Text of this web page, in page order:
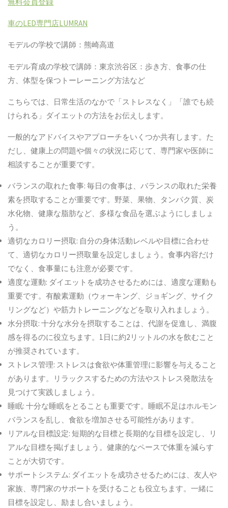
車のLED専門店LUMRAN
モデルの学校で講師：熊崎高道
モデル育成の学校で講師：東京渋谷区：歩き方、食事の仕
方、体型を保つトーレーニング方法など
こちらでは、 日常生活のなかで「ストレスなく」「誰でも続
けられる」ダイエットの方法をお伝えします。
一般的なアドバイスやアプローチをいくつか共有します。た
だし、健康上の問題や個々の状況に応じて、専門家や医師に
相談することが重要です。
バランスの取れた食事:毎日の食事は、バランスの取れた栄養
素を摂取することが重要です。野菜、果物、タンパク質、炭
水化物、健康な脂肪など、多様な食品を選ぶようにしましょ
う。
適切なカロリー摂取: 自分の身体活動レベルや目標に合わせ
て、適切なカロリー摂取量を設定しましょう。食事内容だけ
でなく、食事量にも注意が必要です。
適度な運動: ダイエットを成功させるためには、適度な運動も
重要です。有酸素運動（ウォーキング、ジョギング、サイク
リングなど）や筋力トレーニングなどを取り入れましょう。
水分摂取:十分な水分を摂取することは、代謝を促進し、満腹
感を得るのに役立ちます。 1日に約2 リットルの水を飲むこと
が推奨されています。
ストレス管理: ストレスは食欲や体重管理に影響を与えること
があります。リラックスするための方法やストレス発散法を
見つけて実践しましょう。
睡眠:十分な睡眠をとることも重要です。睡眠不足はホルモン
バランスを乱し、食欲を増加させる可能性があります。
リアルな目標設定:短期的な目標と長期的な目標を設定し、リ
アルな目標を掲げましょう。健康的なペースで体重を減らす
ことが大切です。
サポートシステム: ダイエットを成功させるためには、友人や
家族、専門家のサポートを受けることも役立ちます。一緒に
目標を設定し、励まし合いましょう。